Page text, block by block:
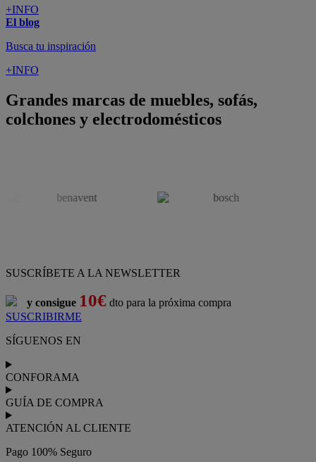
+INFO
El blog
Busca tu inspiración
+INFO
Grandes marcas de muebles, sofás,
colchones y electrodomésticos
SUSCRÍBETE A LA NEWSLETTER
y consigue 10€ dto para la próxima compra
SUSCRIBIRME
SÍGUENOS EN
CONFORAMA
GUÍA DE COMPRA
ATENCIÓN AL CLIENTE
Pago 100% Seguro